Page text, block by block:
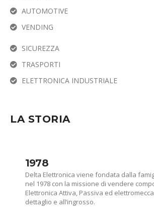
AUTOMOTIVE
VENDING
SICUREZZA
TRASPORTI
ELETTRONICA INDUSTRIALE
LA STORIA
1978
Delta Elettronica viene fondata dalla
nel 1978 con la missione di vendere
Elettronica Attiva, Passiva ed
dettaglio e all’ingrosso.